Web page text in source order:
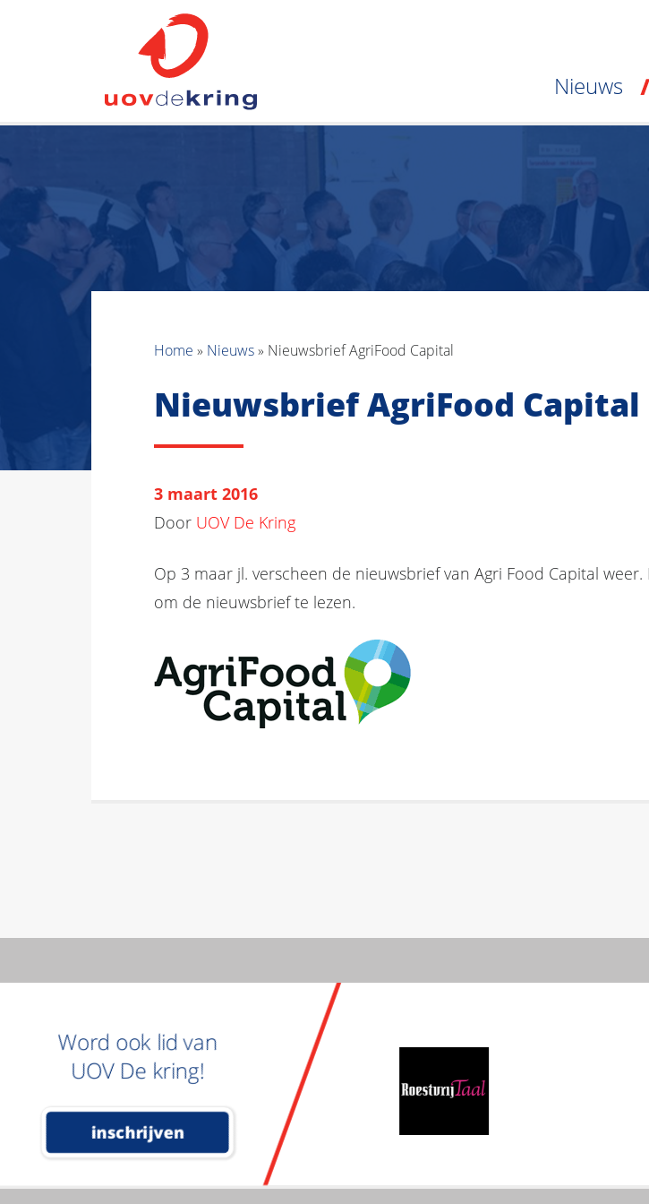
Nieuws
Home » Nieuws» Nieuwsbrief AgriFood Capital
Nieuwsbrief AgriFood Capital
3 maart 2016
Door UOV De Kring
Op 3 maar jl. verscheen de nieuwsbrief van Agri Food Capital weer.
om de nieuwsbrief te lezen.
Word ook lid van
UOV De kring!
inschrijven